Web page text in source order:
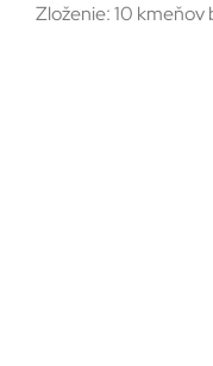
Zloženie: 10 kmeňov